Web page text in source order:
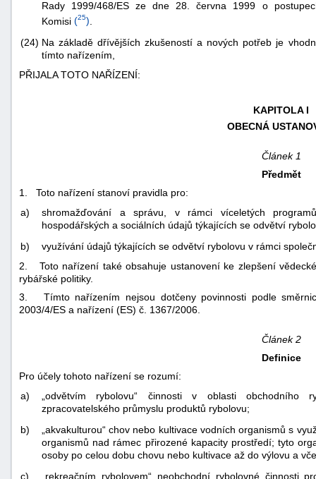
Rady 1999/468/ES ze dne 28. června 1999 o
Komisi (25)
(24) Na základě dřívějších zkušeností a nových potřeb je
tímto nařízením,
PŘIJALA TOTO NAŘÍZENÍ:
KAPITOLA I
OBECNÁ
Článek 1
Předmět
1. Toto nařízení stanoví pravidla pro:
a)
shromažďování a správu, v rámci víceletých
hospodářských a sociálních údajů týkajících se odvětví
b)
využívání údajů týkajících se odvětví rybolovu v rámci
2. Toto nařízení také obsahuje ustanovení ke zlepšení
rybářské politiky.
3. Tímto nařízením nejsou dotčeny povinnosti podle
2003/4/ES a nařízení (ES) č. 1367/2006.
Článek 2
Definice
Pro účely tohoto nařízení se rozumí:
a)
„odvětvím rybolovu“ činnosti v oblasti obchodního
zpracovatelského průmyslu produktů rybolovu;
b)
„akvakulturou“ chov nebo kultivace vodních organismů s
organismů nad rámec přirozené kapacity prostředí; tyto
osoby po celou dobu chovu nebo kultivace až do výlovu a
c)
„rekreačním rybolovem“ neobchodní rybolovné činnosti